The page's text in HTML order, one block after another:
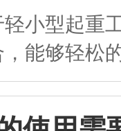
小型起重
能够轻松